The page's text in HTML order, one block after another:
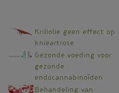
Krillolie geen effect op
knieartrose
Gezonde voeding voor
gezonde
endocannabinoïden
Behandeling van